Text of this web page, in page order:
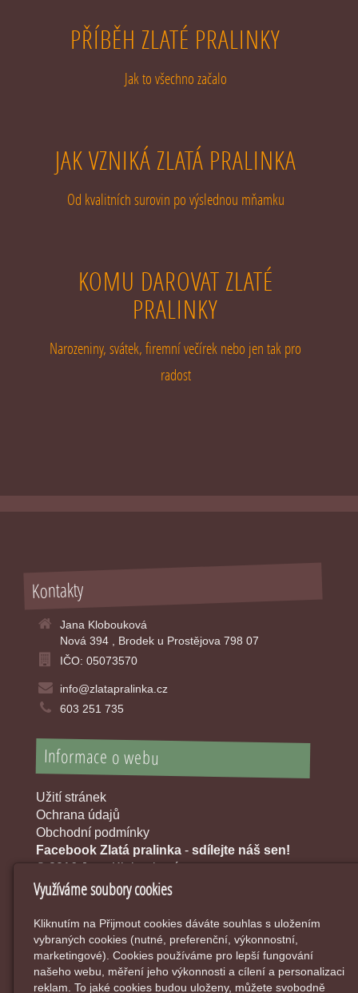
PŘÍBĚH ZLATÉ PRALINKY
Jak to všechno začalo
JAK VZNIKÁ ZLATÁ PRALINKA
Od kvalitních surovin po výslednou mňamku
KOMU DAROVAT ZLATÉ
PRALINKY
Narozeniny, svátek, firemní večírek nebo jen tak pro
radost
Kontakty
Jana Klobouková
Nová 394 , Brodek u Prostějova 798 07
IČO: 05073570
info@zlatapralinka.cz
603 251 735
Informace o webu
Užití stránek
Ochrana údajů
Obchodní podmínky
Facebook Zlatá pralinka - sdílejte náš sen!
© 2016 Jana Klobouková
Využíváme soubory cookies
Kliknutím na Přijmout cookies dáváte souhlas s uložením
vybraných cookies (nutné, preferenční, výkonnostní,
marketingové). Cookies používáme pro lepší fungování
našeho webu, měření jeho výkonnosti a cílení a personalizaci
reklam. To jaké cookies budou uloženy, můžete svobodně